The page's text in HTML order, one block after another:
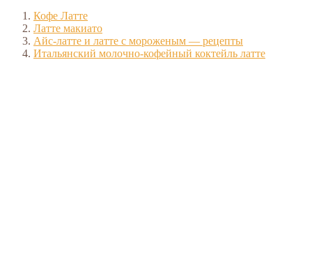
Кофе Латте
Латте макиато
Айс-латте и латте с мороженым — рецепты
Итальянский молочно-кофейный коктейль латте